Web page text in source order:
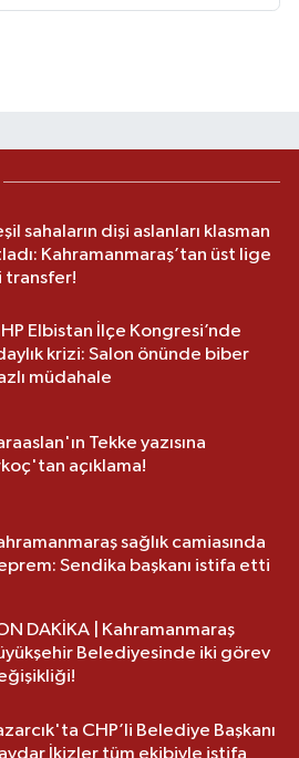
sahaların dişi aslanları klasman
Kahramanmaraş’tan üst lige
transfer!
Elbistan İlçe Kongresi’nde
krizi: Salon önünde biber
müdahale
Tekke yazısına
açıklama!
sağlık camiasında
Sendika başkanı istifa etti
DAKİKA | Kahramanmaraş
Belediyesinde iki görev
CHP’li Belediye Başkanı
İkizler tüm ekibiyle istifa